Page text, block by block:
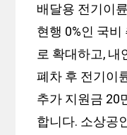
배달용 전기이
현행 0%인 국
로 확대하고, 내
폐차 후 전기이
추가 지원금 20
합니다. 소상공